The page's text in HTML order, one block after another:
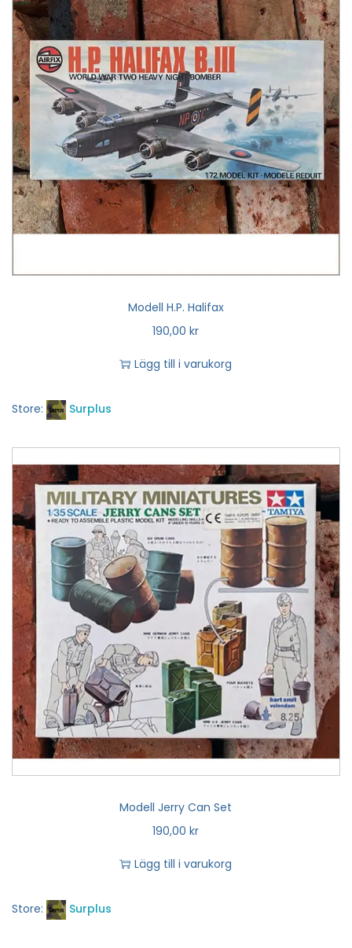
Modell H.P. Halifax
190,00kr
Lägg till i varukorg
Store: Surplus
Modell Jerry Can Set
190,00kr
Lägg till i varukorg
Store: Surplus